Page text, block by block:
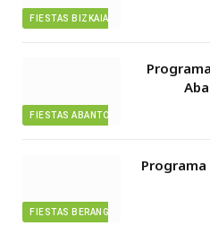
FIESTAS BIZKAIA
FIESTAS ABANTO ZIERBENA
FIESTAS BERANGO